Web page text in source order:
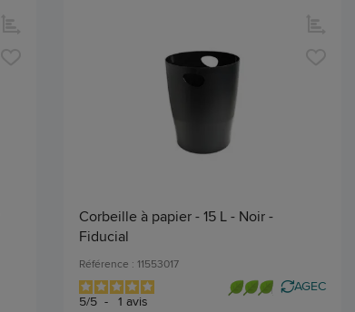
Corbeille à papier - 15 L - Noir -
Fiducial
Référence : 11553017
5/5 - 1 avis
AGEC